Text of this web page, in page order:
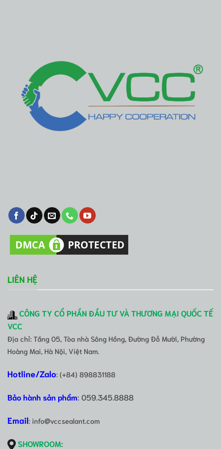
LIÊN HỆ
CÔNG TY CỔ PHẦN ĐẦU TƯ VÀ THƯƠNG MẠI QUỐC TẾ
VCC
Địa chỉ: Tầng 05, Tòa nhà Sông Hồng, Đường Đỗ Mười, Phường
Hoàng Mai, Hà Nội, Việt Nam.
Hotline/Zalo: (+84) 898831188
Bảo hành sản phẩm: 059.345.8888
Email: info@vccsealant.com
SHOWROOM: